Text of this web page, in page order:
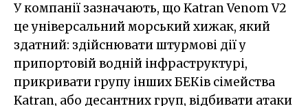
У компанії зазначають, що Katran Venom V2
це універсальний морський хижак, який
здатний: здійснювати штурмові дії у
припортовій водній інфраструктурі,
прикривати групу інших БЕКів сімейства
Katran, або десантних груп, відбивати атаки